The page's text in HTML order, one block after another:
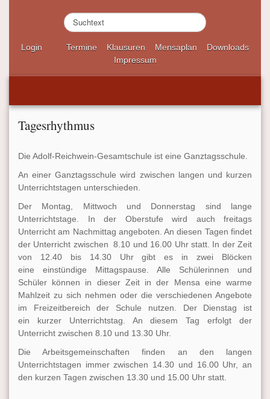
S
u
c
n
.
Login Termine Klausuren Mensaplan
Downloads
Impressum
Tagesrhythmus
Die Adolf-Reichwein-Gesamtschule ist eine Ganztagsschule.
An einer Ganztagsschule wird zwischen langen und kurzen
Unterrichtstagen unterschieden.
Der Montag, Mittwoch und Donnerstag sind lange
Unterrichtstage. In der Oberstufe wird auch freitags
Unterricht am Nachmittag angeboten. An diesen Tagen findet
der Unterricht zwischen 8.10 und 16.00 Uhr statt. In der Zeit
von 12.40 bis 14.30 Uhr gibt es in zwei Blöcken
eine einstündige Mittagspause. Alle Schülerinnen und
Schüler können in dieser Zeit in der Mensa eine warme
Mahlzeit zu sich nehmen oder die verschiedenen Angebote
im Freizeitbereich der Schule nutzen. Der Dienstag ist
ein kurzer Unterrichtstag. An diesem Tag erfolgt der
Unterricht zwischen 8.10 und 13.30 Uhr.
Die Arbeitsgemeinschaften finden an den langen
Unterrichtstagen immer zwischen 14.30 und 16.00 Uhr, an
den kurzen Tagen zwischen 13.30 und 15.00 Uhr statt.